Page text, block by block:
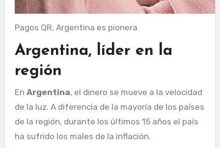
Pagos QR, Argentina es pionera
Argentina, líder en la
región
En Argentina, el dinero se mueve a la velocidad
de la luz. A diferencia de la mayoría de los países
de la región, durante los últimos 15 años el país
ha sufrido los males de la inflación.